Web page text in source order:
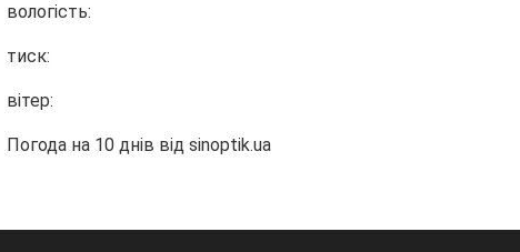
вологість:
тиск:
вітер:
Погода на 10 днів від sinoptik.ua